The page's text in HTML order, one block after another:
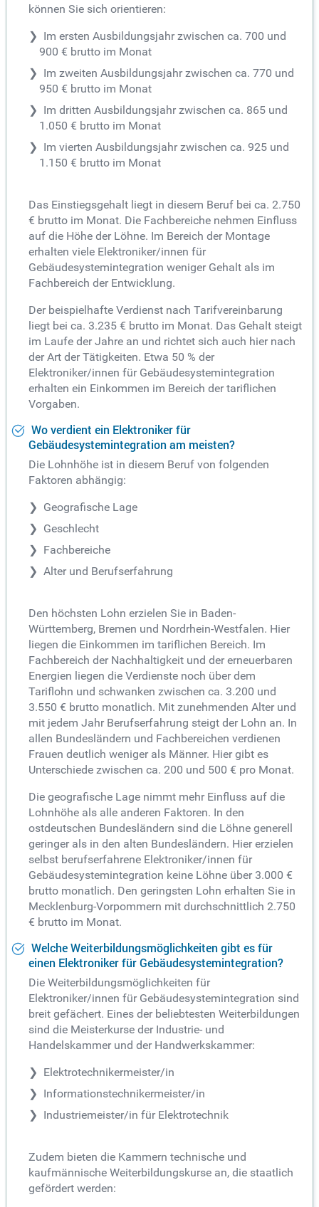
können Sie sich orientieren:
Im ersten Ausbildungsjahr zwischen ca. 700 und
900 € brutto im Monat
Im zweiten Ausbildungsjahr zwischen ca. 770 und
950 € brutto im Monat
Im dritten Ausbildungsjahr zwischen ca. 865 und
1.050 € brutto im Monat
Im vierten Ausbildungsjahr zwischen ca. 925 und
1.150 € brutto im Monat
Das Einstiegsgehalt liegt in diesem Beruf bei ca. 2.750
€ brutto im Monat. Die Fachbereiche nehmen Einfluss
auf die Höhe der Löhne. Im Bereich der Montage
erhalten viele Elektroniker/innen für
Gebäudesystemintegration weniger Gehalt als im
Fachbereich der Entwicklung.
Der beispielhafte Verdienst nach Tarifvereinbarung
liegt bei ca. 3.235 € brutto im Monat. Das Gehalt steigt
im Laufe der Jahre an und richtet sich auch hier nach
der Art der Tätigkeiten. Etwa 50 % der
Elektroniker/innen für Gebäudesystemintegration
erhalten ein Einkommen im Bereich der tariflichen
Vorgaben.
Wo verdient ein Elektroniker für
Gebäudesystemintegration am meisten?
Die Lohnhöhe ist in diesem Beruf von folgenden
Faktoren abhängig:
Geografische Lage
Geschlecht
Fachbereiche
Alter und Berufserfahrung
Den höchsten Lohn erzielen Sie in Baden-
Württemberg, Bremen und Nordrhein-Westfalen. Hier
liegen die Einkommen im tariflichen Bereich. Im
Fachbereich der Nachhaltigkeit und der erneuerbaren
Energien liegen die Verdienste noch über dem
Tariflohn und schwanken zwischen ca. 3.200 und
3.550 € brutto monatlich. Mit zunehmenden Alter und
mit jedem Jahr Berufserfahrung steigt der Lohn an. In
allen Bundesländern und Fachbereichen verdienen
Frauen deutlich weniger als Männer. Hier gibt es
Unterschiede zwischen ca. 200 und 500 € pro Monat.
Die geografische Lage nimmt mehr Einfluss auf die
Lohnhöhe als alle anderen Faktoren. In den
ostdeutschen Bundesländern sind die Löhne generell
geringer als in den alten Bundesländern. Hier erzielen
selbst berufserfahrene Elektroniker/innen für
Gebäudesystemintegration keine Löhne über 3.000 €
brutto monatlich. Den geringsten Lohn erhalten Sie in
Mecklenburg-Vorpommern mit durchschnittlich 2.750
€ brutto im Monat.
Welche Weiterbildungsmöglichkeiten gibt es für
einen Elektroniker für Gebäudesystemintegration?
Die Weiterbildungsmöglichkeiten für
Elektroniker/innen für Gebäudesystemintegration sind
breit gefächert. Eines der beliebtesten Weiterbildungen
sind die Meisterkurse der Industrie- und
Handelskammer und der Handwerkskammer:
Elektrotechnikermeister/in
Informationstechnikermeister/in
Industriemeister/in für Elektrotechnik
Zudem bieten die Kammern technische und
kaufmännische Weiterbildungskurse an, die staatlich
gefördert werden: